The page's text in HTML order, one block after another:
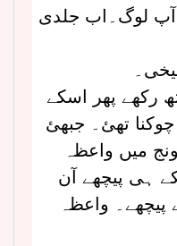
آپ لوگ۔اب جلدی
رکھے پھر اسکے
تھئ۔ جبھئ
میں واعظہ
ہی پیچھے آن
واعظہ